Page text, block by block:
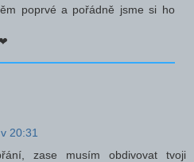
poprvé a pořádně jsme si ho
20:31
zase musím obdivovat tvoji